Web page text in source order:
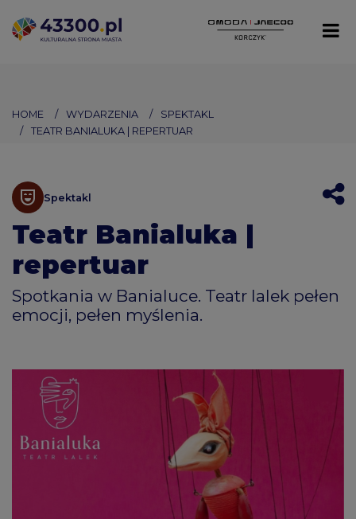
HOME WYDARZENIA
SPEKTAKL
TEATR BANIALUKA | REPERTUAR
Spektakl
Teatr Banialuka |
repertuar
Spotkania w Banialuce. Teatr lalek pełen
emocji, pełen myślenia.